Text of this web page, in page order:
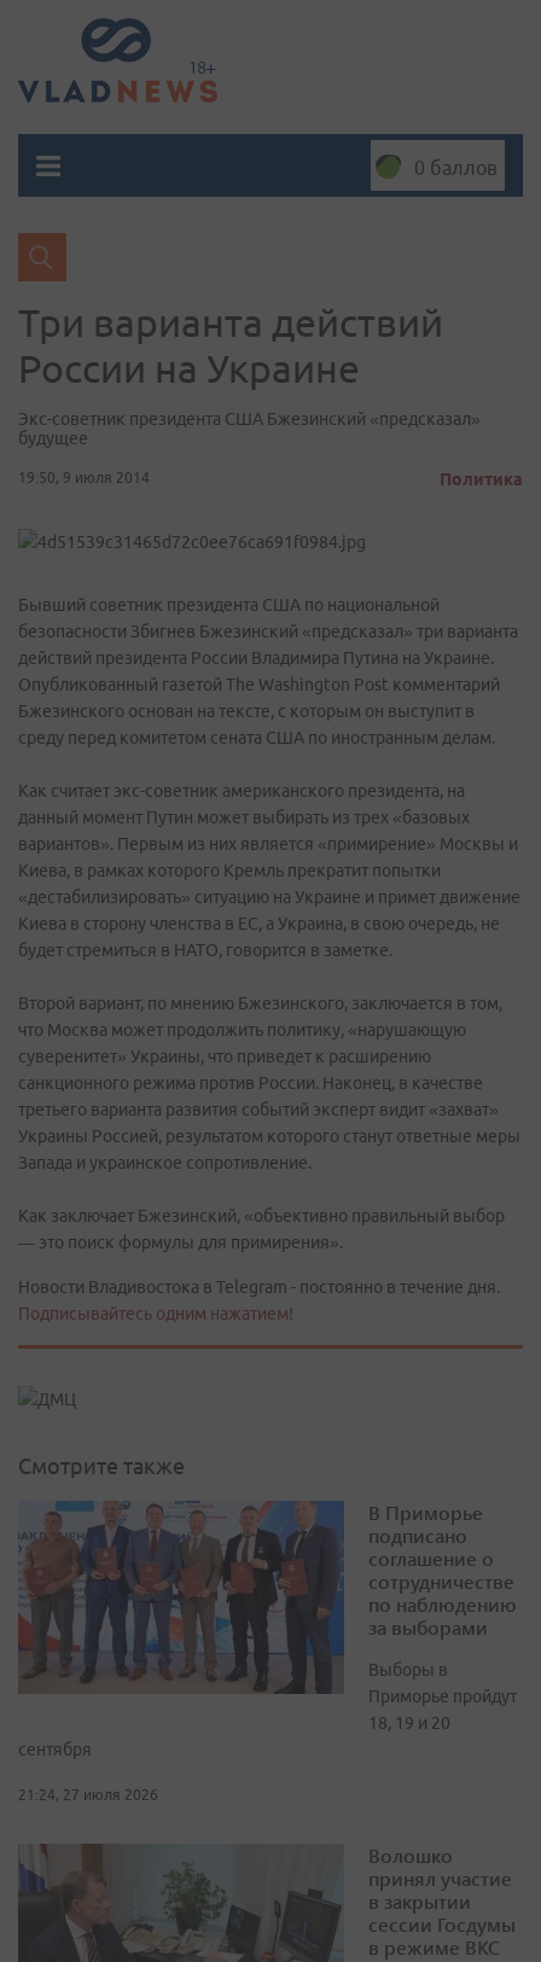
0 баллов
Три варианта действий
России на Украине
Экс-советник президента США Бжезинский «предсказал»
будущее
19:50, 9 июля 2014 Политика
Бывший советник президента США по национальной
безопасности Збигнев Бжезинский «предсказал» три варианта
действий президента России Владимира Путина на Украине.
Опубликованный газетой The Washington Post комментарий
Бжезинского основан на тексте, с которым он выступит в
среду перед комитетом сената США по иностранным делам.
Как считает экс-советник американского президента, на
данный момент Путин может выбирать из трех «базовых
вариантов». Первым из них является «примирение» Москвы и
Киева, в рамках которого Кремль прекратит попытки
«дестабилизировать» ситуацию на Украине и примет движение
Киева в сторону членства в ЕС, а Украина, в свою очередь, не
будет стремиться в НАТО, говорится в заметке.
Второй вариант, по мнению Бжезинского, заключается в том,
что Москва может продолжить политику, «нарушающую
суверенитет» Украины, что приведет к расширению
санкционного режима против России. Наконец, в качестве
третьего варианта развития событий эксперт видит «захват»
Украины Россией, результатом которого станут ответные меры
Запада и украинское сопротивление.
Как заключает Бжезинский, «объективно правильный выбор
— это поиск формулы для примирения».
Новости Владивостока в Telegram - постоянно в течение дня.
Подписывайтесь одним нажатием!
Смотрите также
В Приморье
подписано
соглашение о
сотрудничестве
по наблюдению
за выборами
Выборы в
Приморье пройдут
18, 19 и 20
сентября
21:24, 27 июля 2026
Волошко
принял участие
в закрытии
сессии Госдумы
в режиме ВКС